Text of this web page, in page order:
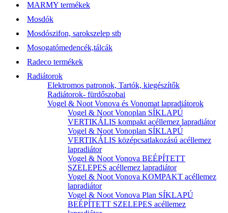
MARMY termékek
Mosdók
Mosdószifon, sarokszelep stb
Mosogatómedencék,tálcák
Radeco termékek
Radiátorok
Elektromos patronok, Tartók, kiegészítők
Radiátorok- fürdőszobai
Vogel & Noot Vonova és Vonomat lapradiátorok
Vogel & Noot Vonoplan SÍKLAPÚ
VERTIKÁLIS kompakt acéllemez lapradiátor
Vogel & Noot Vonoplan SÍKLAPÚ
VERTIKÁLIS középcsatlakozású acéllemez
lapradiátor
Vogel & Noot Vonova BEÉPÍTETT
SZELEPES acéllemez lapradiátor
Vogel & Noot Vonova KOMPAKT acéllemez
lapradiátor
Vogel & Noot Vonova Plan SÍKLAPÚ
BEÉPÍTETT SZELEPES acéllemez